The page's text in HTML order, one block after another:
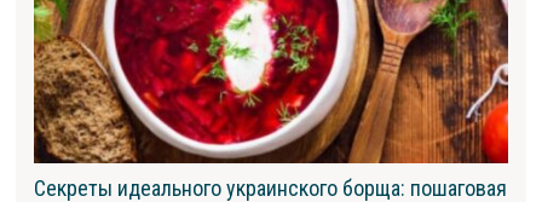
Секреты идеального украинского борща: пошаговая